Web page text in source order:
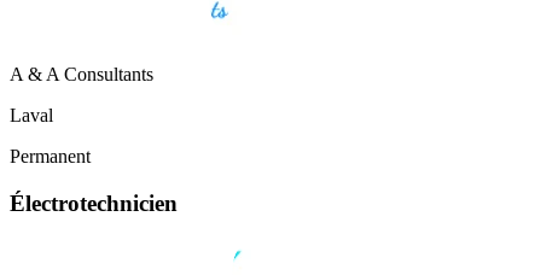
A & A Consultants
Laval
Permanent
Électrotechnicien